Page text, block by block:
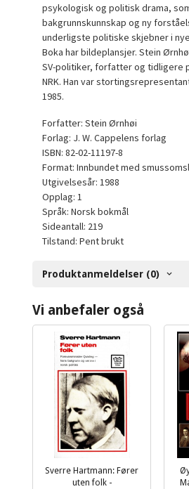
psykologisk og politisk drama,
bakgrunnskunnskap og ny
underligste politiske skjebner i
Boka har bildeplansjer. Stein
SV-politiker, forfatter og tidligere
NRK. Han var
1985.
Forfatter: Stein Ørnhøi
Forlag: J. W. Cappelens forlag
ISBN: 82-02-11197-8
Format: Innbundet med
Utgivelsesår: 1988
Opplag: 1
Språk: Norsk bokmål
Sideantall: 219
Tilstand: Pent brukt
Produktanmeldelser (0)
Vi anbefaler også
Sverre Hartmann: Fører
uten folk -